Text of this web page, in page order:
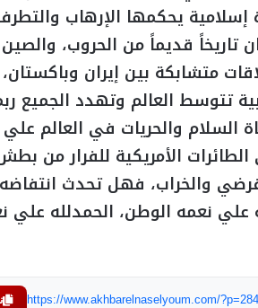
إسلامية يحكمها الإرهاب
تاريخاً قديماً من الحروب،
متشابكة بين إيران
تتوسط العالم وتهدد الجميع
السلام والحريات في العالم
الأمريكية للفرار من
والخراب، فهل تحدث
علي نعمه الوطن، الحمدلله
https://www.akhbarelnaselyoum.com/